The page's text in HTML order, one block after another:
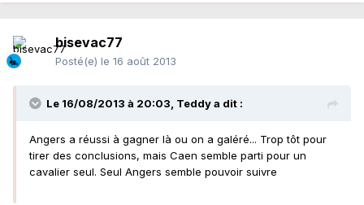
bisevac77
Posté(e) le 16 août 2013
Le 16/08/2013 à 20:03, Teddy a dit :
Angers a réussi à gagner là ou on a galéré... Trop tôt pour
tirer des conclusions, mais Caen semble parti pour un
cavalier seul. Seul Angers semble pouvoir suivre